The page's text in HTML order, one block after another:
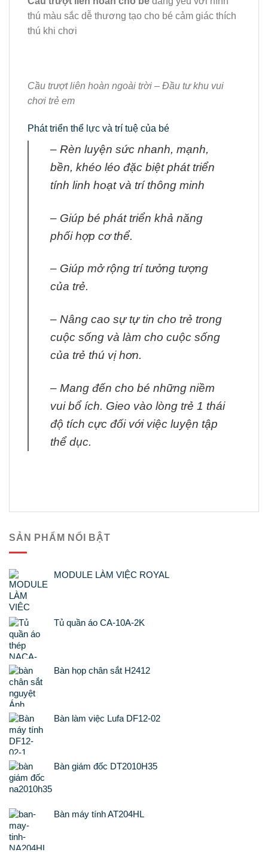
thú màu sắc dễ thương tạo cho bé cảm giác thích
thú khi chơi
Cầu trượt liên hoàn ngoài trời – Đầu tư khu vui
chơi trẻ em
Phát triển thể lực và trí tuệ của bé
– Rèn luyện sức nhanh, mạnh,
bền, khéo léo đặc biệt phát triển
tính linh hoạt và trí thông minh
– Giúp bé phát triển khả năng
phối hợp cơ thể.
– Giúp mở rộng trí tưởng tượng
của trẻ.
– Nâng cao sự tự tin cho trẻ trong
cuộc sống và làm cho cuộc sống
của trẻ thú vị hơn.
– Mang đến cho bé những niềm
vui bổ ích. Gieo vào lòng trẻ 1 thái
độ tích cực đối với việc luyện tập
thể dục.
SẢN PHẨM NỔI BẬT
MODULE LÀM VIỆC ROYAL
Tủ quần áo CA-10A-2K
Bàn họp chân sắt H2412
Bàn làm việc Lufa DF12-02
Bàn giám đốc DT2010H35
Bàn máy tính AT204HL